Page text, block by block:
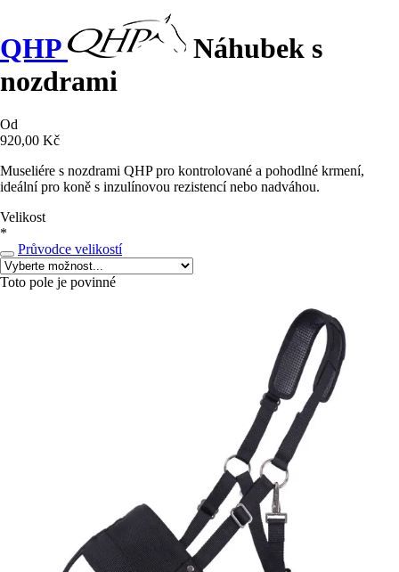
QHP
Náhubek s
nozdrami
Od
920,00 Kč
Museliére s nozdrami QHP pro kontrolované a pohodlné krmení,
ideální pro koně s inzulínovou rezistencí nebo nadváhou.
Velikost
*
Průvodce velikostí
Toto pole je povinné